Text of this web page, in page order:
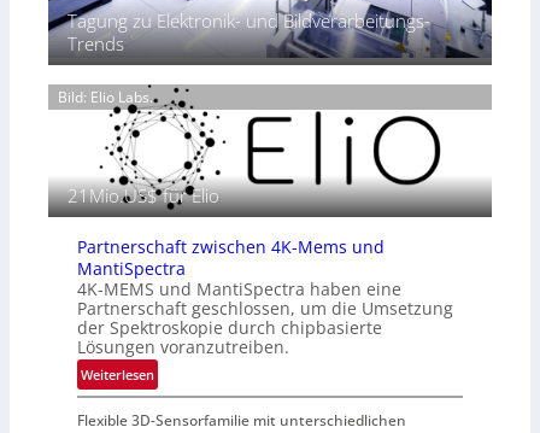
0
2
6
r
m
o
g
r
a
f
i
e
n
L
u
f
t
-
u
ä
s
e
z
i
n
E
M
E
A
-
R
e
g
i
o
n
Tagung zu Elektronik- und Bildverarbeitungs-
Trends
Bild: Elio Labs.
21Mio.US$ für Elio
Partnerschaft zwischen 4K-Mems und
MantiSpectra
4K-MEMS und MantiSpectra haben eine
Partnerschaft geschlossen, um die Umsetzung
der Spektroskopie durch chipbasierte
Lösungen voranzutreiben.
Weiterlesen:
P
a
Flexible 3D-Sensorfamilie mit unterschiedlichen